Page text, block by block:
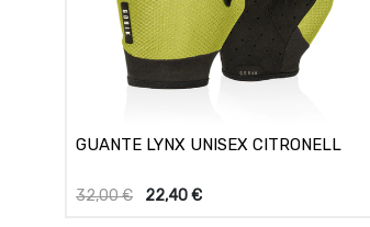
GUANTE LYNX UNISEX CITRONELL
32,00€ 22,40€